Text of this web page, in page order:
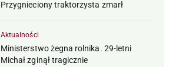
Przygnieciony traktorzysta zmarł
Aktualności
Ministerstwo żegna rolnika. 29-letni
Michał zginął tragicznie